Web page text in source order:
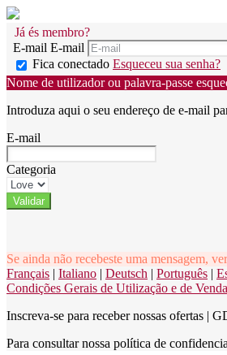
Já és membro?
E-mail E-mail
Fica conectado Esqueceu sua senha?
Nome de utilizador ou palavra-passe
Introduza aqui o seu endereço de e-mail
E-mail
Categoria
Se ainda não recebeste uma mensagem,
Français | Italiano | Deutsch | Português |
Condições Gerais de Utilização e de Venda
Inscreva-se para receber nossas ofertas |
Para consultar nossa política de